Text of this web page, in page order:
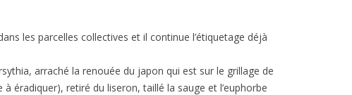
les parcelles collectives et il continue l’étiquetage déjà
arraché la renouée du japon qui est sur le grillage de
à éradiquer), retiré du liseron, taillé la sauge et l’euphorbe